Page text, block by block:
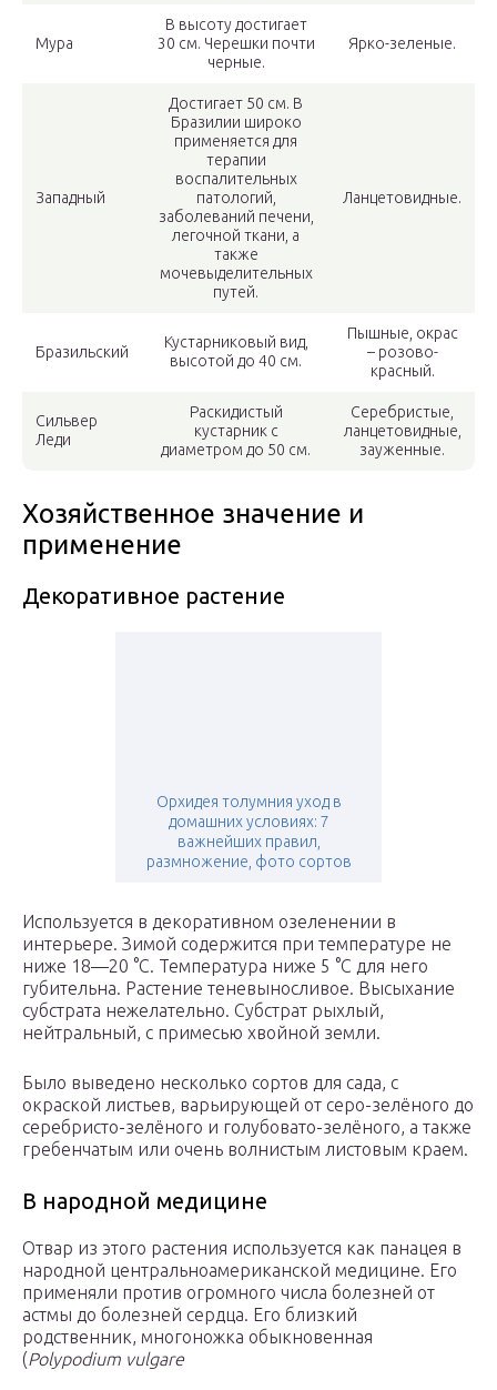
Мура
В высоту достигает
30 см. Черешки почти
черные.
Ярко-зеленые.
Западный
Достигает 50 см. В
Бразилии широко
применяется для
терапии
воспалительных
патологий,
заболеваний печени,
легочной ткани, а
также
мочевыделительных
путей.
Ланцетовидные.
Бразильский
Кустарниковый вид,
высотой до 40 см.
Пышные, окрас
– розово-
красный.
Сильвер
Леди
Раскидистый
кустарник с
диаметром до 50 см.
Серебристые,
ланцетовидные,
зауженные.
Хозяйственное значение и
применение
Декоративное растение
Орхидея толумния уход в
домашних условиях: 7
важнейших правил,
размножение, фото сортов
Используется в декоративном озеленении в
интерьере. Зимой содержится при температуре не
ниже 18—20 °С. Температура ниже 5 °C для него
губительна. Растение теневыносливое. Высыхание
субстрата нежелательно. Субстрат рыхлый,
нейтральный, с примесью хвойной земли.
Было выведено несколько сортов для сада, с
окраской листьев, варьирующей от серо-зелёного до
серебристо-зелёного и голубовато-зелёного, а также
гребенчатым или очень волнистым листовым краем.
В народной медицине
Отвар из этого растения используется как панацея в
народной центральноамериканской медицине. Его
применяли против огромного числа болезней от
астмы до болезней сердца. Его близкий
родственник, многоножка обыкновенная
(Polypodium vulgare